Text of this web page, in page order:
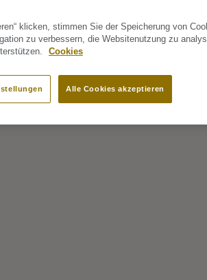
klicken, stimmen Sie der Speicherung von
zu verbessern, die Websitenutzung zu
Cookies
Alle Cookies akzeptieren